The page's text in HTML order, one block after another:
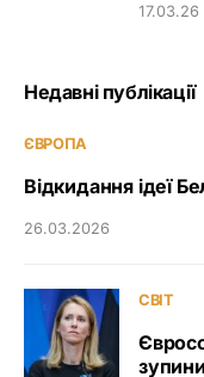
17.03.26
Недавні публікації
ЄВРОПА
Відкидання ідеї
26.03.2026
СВІТ